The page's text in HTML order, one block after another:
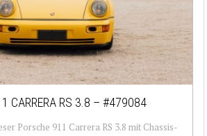
CARRERA RS 3.8 – #479084
Porsche 911 Carrera RS 3.8 mit Chassis-